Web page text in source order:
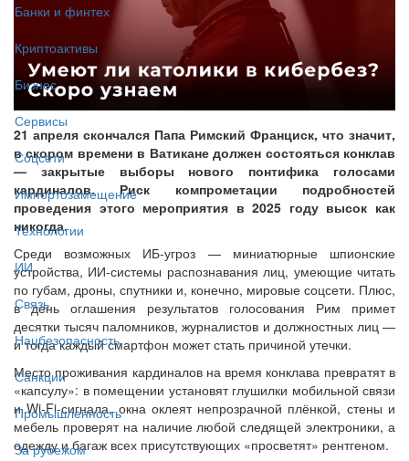
Банки и финтех
Криптоактивы
Бизнес
Сервисы
Соцсети
Импортозамещение
Технологии
ИИ
Связь
Нацбезопасность
Санкции
Промышленность
За рубежом
21 апреля скончался Папа Римский Франциск, что значит,
в скором времени в Ватикане должен состояться конклав
— закрытые выборы нового понтифика голосами
кардиналов. Риск компрометации подробностей
проведения этого мероприятия в 2025 году высок как
никогда.
Среди возможных ИБ-угроз — миниатюрные шпионские
устройства, ИИ-системы распознавания лиц, умеющие читать
по губам, дроны, спутники и, конечно, мировые соцсети. Плюс,
в день оглашения результатов голосования Рим примет
десятки тысяч паломников, журналистов и должностных лиц —
и тогда каждый смартфон может стать причиной утечки.
Место проживания кардиналов на время конклава превратят в
«капсулу»: в помещении установят глушилки мобильной связи
и Wi-Fi-сигнала, окна оклеят непрозрачной плёнкой, стены и
мебель проверят на наличие любой следящей электроники, а
одежду и багаж всех присутствующих «просветят» рентгеном.